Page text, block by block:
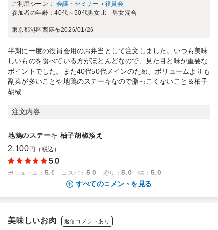
ご利用シーン： 会議・セミナー › 役員会
参加者の年齢：40代～50代男女比： 男女混合
東京都港区西麻布2026/01/26
半期に一度の役員会用のお弁当として注文しました。いつも美味
しいものを食べている方がほとんどなので、見た目と味が重要な
ポイントでした。また40代50代メインのため、ボリュームよりも
副菜が多いことや地鶏のステーキなので脂っこくないこと＆柚子
胡椒...
注文内容
地鶏のステーキ 柚子胡椒添え
2,100 円（税込）
5.0
ボリューム ： 5.0 コスパ ： 5.0 彩り ：5.0 味 ： 5.0
すべてのコメントを見る
美味しいお肉 返信コメントあり